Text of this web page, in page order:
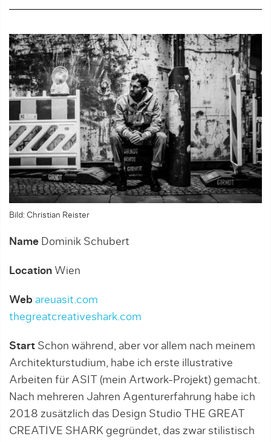
Bild: Christian Reister
Name Dominik Schubert
Location Wien
Web areuasit.com
thegreatcreativeshark.com
Start Schon während, aber vor allem nach meinem
Architekturstudium, habe ich erste illustrative
Arbeiten für ASIT (mein Artwork-Projekt) gemacht.
Nach mehreren Jahren Agenturerfahrung habe ich
2018 zusätzlich das Design Studio THE GREAT
CREATIVE SHARK gegründet, das zwar stilistisch